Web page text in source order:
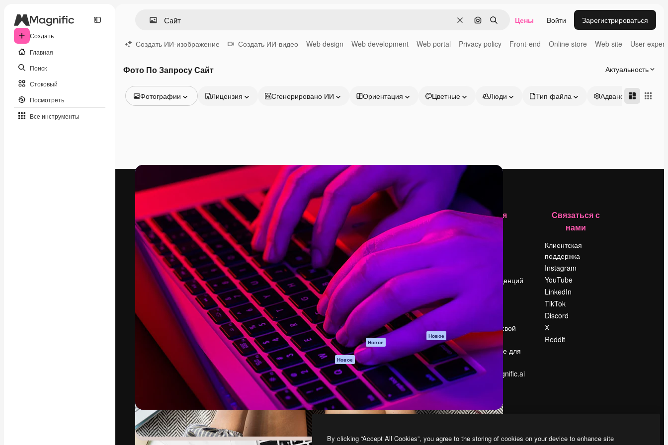
Создать
Главная
Поиск
Стоковый
Посмотреть
Все инструменты
ОчиститьПоиск по изображению
Поиск Цены Войти Зарегистрироваться
Создать ИИ-изображение Создать ИИ-видео Web design Web development Web portal Privacy policy Front-end Online store Web site User
Фото По Запросу Сайт Актуальность
Фотографии
Видео
Моушн-дизайн
Видеошаблоны
3D-модели
Шрифты
Лицензия Сгенерировано ИИ Ориентация Цветные Люди Тип файла Адвансд
Креативная платформа для создания
ваших лучших работ. Более 1 миллиона
подписчиков среди креаторов,
предприятий, агентств и студий.
Pусский
Продукция
Spaces
ИИ-помощник
Генератор
изображений ИИ
Генератор видео
ИИ
Генератор голоса
на основе ИИ
Стоковый контент
MCP для
Claude/ChatGPT
Новое
Агенты Новое
API
Мобильное
приложение
Все инструменты
Начать
Academy
Документация по
Пакету ИИ
Служба
поддержки
Условия и
положения
Политика
конфиденциальности
Оригиналы
Новое
Политика файлов
cookie
Центр доверия
Партнеры
Предприятие
Компания
Цены
Поиск тенденций
Продайте свой
контент
Помещение для
прессы
Ищете magnific.ai
Связаться с
нами
Клиентская
поддержка
Instagram
YouTube
LinkedIn
TikTok
Discord
X
Reddit
By clicking “Accept All Cookies”, you agree to the storing of cookies on your device to enhance site